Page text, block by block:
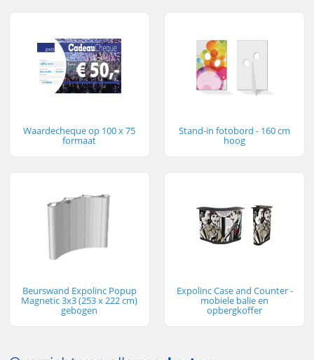
Waardecheque op 100 x 75
formaat
Stand-in fotobord - 160 cm
hoog
Beurswand Expolinc Popup
Magnetic 3x3 (253 x 222 cm)
gebogen
Expolinc Case and Counter -
mobiele balie en
opbergkoffer